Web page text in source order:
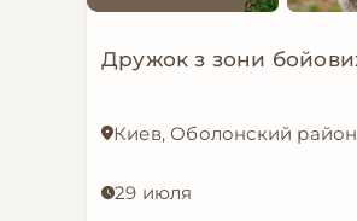
Киев, Оболонский район
29 июля